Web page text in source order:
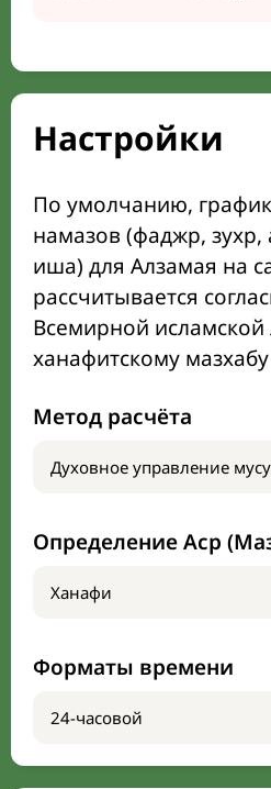
Настройки
По умолчанию,
намазов (фаджр, зухр,
иша) для Алзамая на
рассчитывается
Всемирной исламской
ханафитскому
Метод расчёта
Определение Аср
Форматы времени